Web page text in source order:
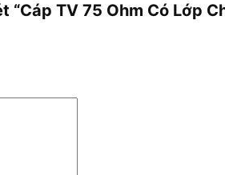
TV 75 Ohm Có Lớp